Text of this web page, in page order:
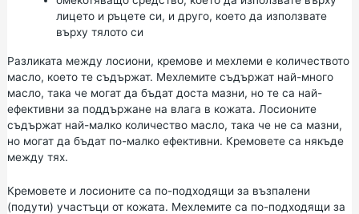
лицето и ръцете си, и друго, което да използвате
върху тялото си
Разликата между лосиони, кремове и мехлеми е количеството
масло, което те съдържат. Мехлемите съдържат най-много
масло, така че могат да бъдат доста мазни, но те са най-
ефективни за поддържане на влага в кожата. Лосионите
съдържат най-малко количество масло, така че не са мазни,
но могат да бъдат по-малко ефективни. Кремовете са някъде
между тях.
Кремовете и лосионите са по-подходящи за възпалени
(подути) участъци от кожата. Мехлемите са по-подходящи за